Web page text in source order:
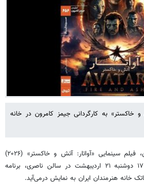
و خاکستر» به کارگردانی جیمز کامرون در خانه
به گزارش خبرگزاری خبرآنلاین، فیلم سینمایی «آواتار: آتش و خاکستر» (۲۰۲۶)
ساخته جیمز کامرون ساعت ۱۷ دوشنبه ۲۱ اردیبهشت در سالن ناصری، برنامه
هنرمندان ایران به نمایش درمی‌آید.